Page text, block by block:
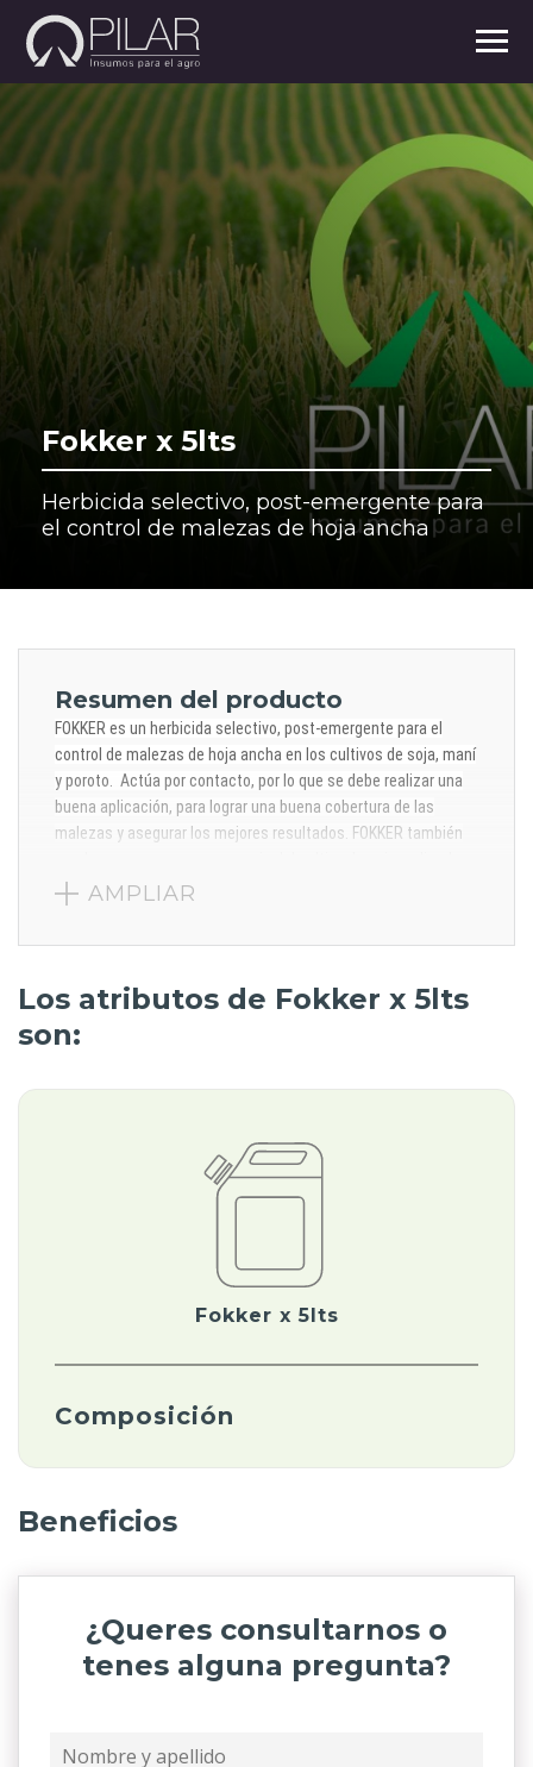
Fokker x 5lts
Herbicida selectivo, post-emergente para
el control de malezas de hoja ancha
Resumen del producto
FOKKER es un herbicida selectivo, post-emergente para el
control de malezas de hoja ancha en los cultivos de soja, maní
y poroto. Actúa por contacto, por lo que se debe realizar una
buena aplicación, para lograr una buena cobertura de las
malezas y asegurar los mejores resultados. FOKKER también
en combinación con Acetoclor 90% p/v EC, para el control de
malezas de hoja ancha. En este caso actúa en forma
AMPLIAR
Los atributos de Fokker x 5lts
son:
Composición
Fokker x 5lts
Beneficios
¿Queres consultarnos o
tenes alguna pregunta?